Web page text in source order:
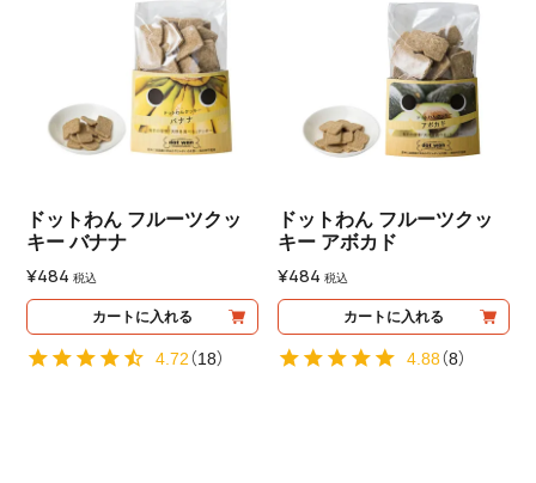
ドットわん フルーツクッ
キー バナナ
¥484 税込
カートに入れる
4.72（18）
ドットわん フルーツクッ
キー アボカド
¥484 税込
カートに入れる
4.88（8）